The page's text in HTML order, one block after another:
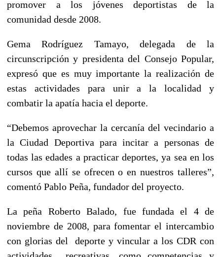
promover a los jóvenes deportistas de la
comunidad desde 2008.
Gema Rodríguez Tamayo, delegada de la
circunscripción y presidenta del Consejo Popular,
expresó que es muy importante la realización de
estas actividades para unir a la localidad y
combatir la apatía hacia el deporte.
“Debemos aprovechar la cercanía del vecindario a
la Ciudad Deportiva para incitar a personas de
todas las edades a practicar deportes, ya sea en los
cursos que allí se ofrecen o en nuestros talleres”,
comentó Pablo Peña, fundador del proyecto.
La peña Roberto Balado, fue fundada el 4 de
noviembre de 2008, para fomentar el intercambio
con glorias del deporte y vincular a los CDR con